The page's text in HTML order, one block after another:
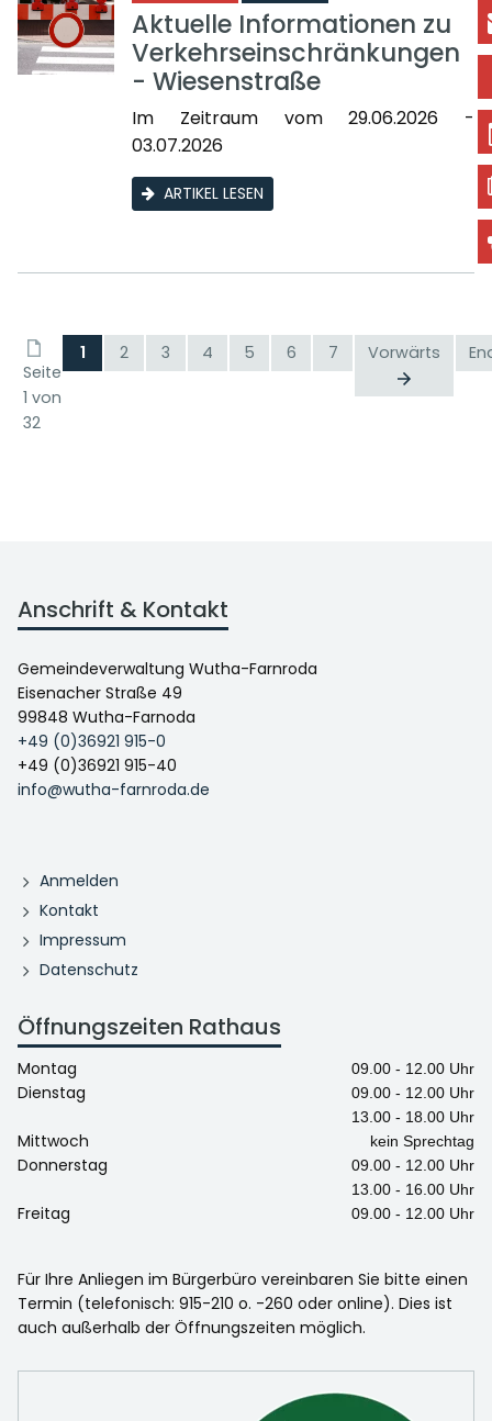
Aktuelle Informationen zu
Verkehrseinschränkungen
- Wiesenstraße
Im Zeitraum vom 29.06.2026 -
03.07.2026
ARTIKEL LESEN
Seite
1 von
32
1 2 3 4 5 6 7 Vorwärts
Anschrift & Kontakt
Gemeindeverwaltung Wutha-Farnroda
Eisenacher Straße 49
99848 Wutha-Farnoda
+49 (0)36921 915-0
+49 (0)36921 915-40
info@wutha-farnroda.de
Anmelden
Kontakt
Impressum
Datenschutz
Öffnungszeiten Rathaus
Montag 09.00 - 12.00 Uhr
Dienstag
09.00 - 12.00 Uhr
13.00 - 18.00 Uhr
Mittwoch kein Sprechtag
Donnerstag
09.00 - 12.00 Uhr
13.00 - 16.00 Uhr
Freitag 09.00 - 12.00 Uhr
Für Ihre Anliegen im Bürgerbüro vereinbaren Sie bitte einen
Termin (telefonisch: 915-210 o. -260 oder online). Dies ist
auch außerhalb der Öffnungszeiten möglich.